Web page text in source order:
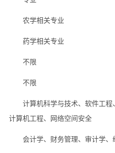
农学相关专业
药学相关专业
不限
不限
计算机科学与技术、软件工
计算机工程、网络空间安全
会计学、财务管理、审计学、